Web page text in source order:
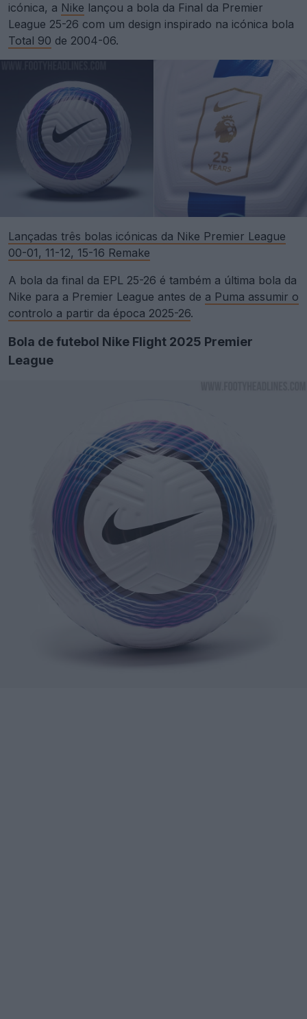
icónica, a Nike lançou a bola da Final da Premier
League 25-26 com um design inspirado na icónica bola
Total 90 de 2004-06.
Lançadas três bolas icónicas da Nike Premier League
00-01, 11-12, 15-16 Remake
A bola da final da EPL 25-26 é também a última bola da
Nike para a Premier League antes de a Puma assumir o
controlo a partir da época 2025-26.
Bola de futebol Nike Flight 2025 Premier
League